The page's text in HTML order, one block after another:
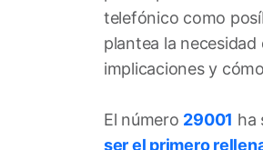
telefónico como
plantea la
implicaciones y
El número 29001 ha
ser el primero